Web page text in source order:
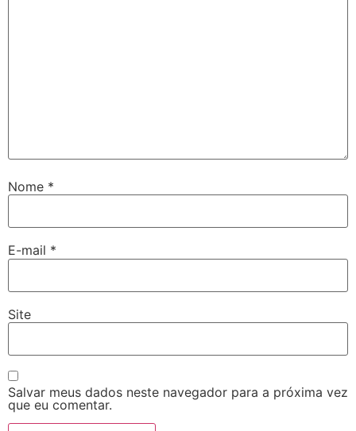
Nome *
E-mail *
Site
Salvar meus dados neste navegador para a próxima vez
que eu comentar.